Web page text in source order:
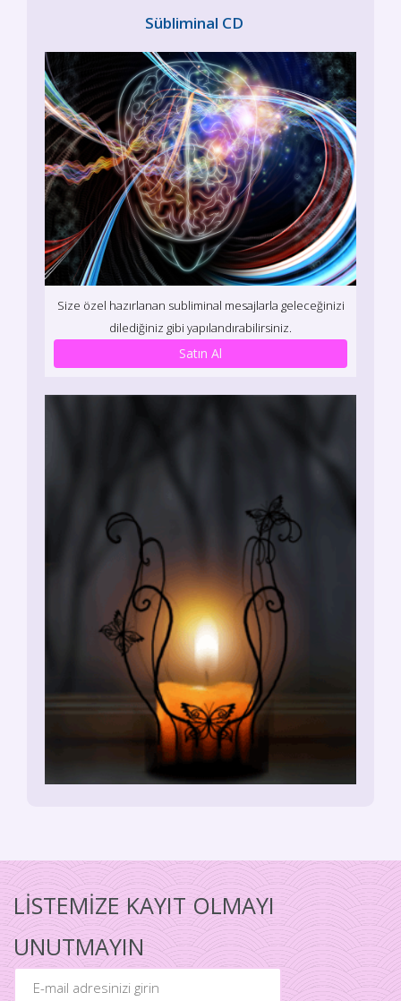
Sübliminal CD
Size özel hazırlanan subliminal mesajlarla geleceğinizi
dilediğiniz gibi yapılandırabilirsiniz.
Satın Al
LİSTEMİZE KAYIT OLMAYI
UNUTMAYIN